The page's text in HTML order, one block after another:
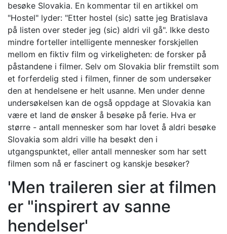
besøke Slovakia. En kommentar til en artikkel om
"Hostel" lyder: "Etter hostel (sic) satte jeg Bratislava
på listen over steder jeg (sic) aldri vil gå". Ikke desto
mindre forteller intelligente mennesker forskjellen
mellom en fiktiv film og virkeligheten: de forsker på
påstandene i filmer. Selv om Slovakia blir fremstilt som
et forferdelig sted i filmen, finner de som undersøker
den at hendelsene er helt usanne. Men under denne
undersøkelsen kan de også oppdage at Slovakia kan
være et land de ønsker å besøke på ferie. Hva er
større - antall mennesker som har lovet å aldri besøke
Slovakia som aldri ville ha besøkt den i
utgangspunktet, eller antall mennesker som har sett
filmen som nå er fascinert og kanskje besøker?
'Men traileren sier at filmen
er "inspirert av sanne
hendelser'